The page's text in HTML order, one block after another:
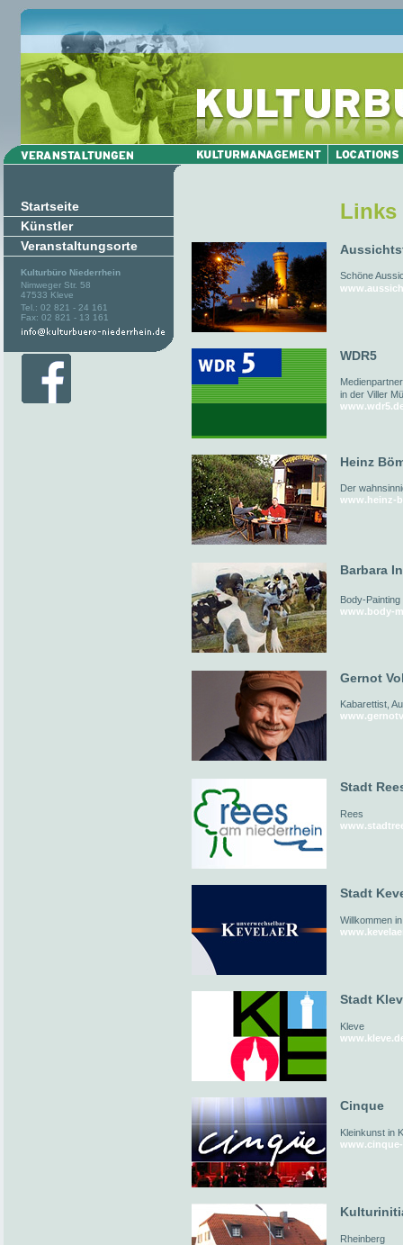
Startseite
Künstler
Veranstaltungsorte
Kulturbüro Niederrhein
Nimweger Str. 58
47533 Kleve
Tel.: 02 821 - 24 161
Fax: 02 821 - 13 161
Links
Schöne
WDR5
in der Viller
Heinz
Der
www.heinz-
Barbara
Body-Painting
www.body-
Gernot
Kabarettist,
Stadt
Rees
Stadt
Willkommen
Stadt
Kleve
Cinque
Kleinkunst in
Rheinberg